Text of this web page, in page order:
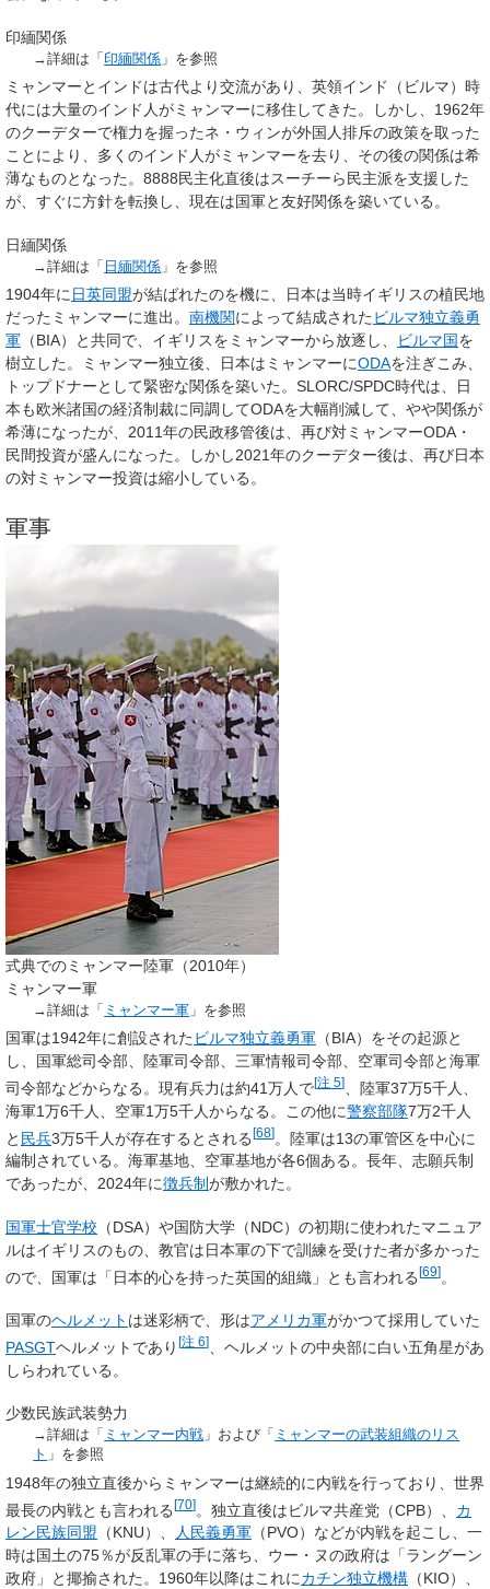
印緬関係
→詳細は「印緬関係 」を参照
ミャンマーとインドは古代より交流があり、英領インド（ビルマ）時
代には大量のインド人がミャンマーに移住してきた。しかし、1962年
のクーデターで権力を握ったネ・ウィンが外国人排斥の政策を取った
ことにより、多くのインド人がミャンマーを去り、その後の関係は希
薄なものとなった。8888民主化直後はスーチーら民主派を支援した
が、すぐに方針を転換し、現在は国軍と友好関係を築いている。
日緬関係
→詳細は「 日緬関係 」を参照
1904年に 日英同盟が結ばれたのを機に、日本は当時イギリスの植民地
だったミャンマーに進出。 南機関によって結成された ビルマ独立義勇
軍 （BIA）と共同で、イギリスをミャンマーから放逐し、 ビルマ国を
樹立した。ミャンマー独立後、日本はミャンマーにODAを注ぎこみ、
トップドナーとして緊密な関係を築いた。SLORC/SPDC時代は、日
本も欧米諸国の経済制裁に同調してODAを大幅削減して、やや関係が
希薄になったが、2011年の民政移管後は、再び対ミャンマーODA・
民間投資が盛んになった。しかし2021年のクーデター後は、再び日本
の対ミャンマー投資は縮小している。
軍事
式典でのミャンマー陸軍（2010年）
ミャンマー軍
→詳細は「 ミャンマー軍 」を参照
国軍は1942年に創設された ビルマ独立義勇軍 （BIA）をその起源と
し、国軍総司令部、陸軍司令部、三軍情報司令部、空軍司令部と海軍
司令部などからなる。現有兵力は約41万人で[注 5]
、陸軍37万5千人、
海軍1万6千人、空軍1万5千人からなる。この他に警察部隊7万2千人
と 民兵3万5千人が存在するとされる[68]。陸軍は13の軍管区を中心に
編制されている。海軍基地、空軍基地が各6個ある。長年、志願兵制
であったが、2024年に徴兵制が敷かれた。
国軍士官学校 （DSA）や国防大学（NDC）の初期に使われたマニュア
ルはイギリスのもの、教官は日本軍の下で訓練を受けた者が多かった
ので、国軍は「日本的心を持った英国的組織 」とも言われる[69]。
国軍のヘルメット は迷彩柄で、形はアメリカ軍がかつて採用していた
PASGTヘルメットであり [注 6]
、ヘルメットの中央部に白い五角星があ
しらわれている。
少数民族武装勢力
→詳細は「 ミャンマー内戦 」および「 ミャンマーの武装組織のリス
ト 」を参照
1948年の独立直後からミャンマーは継続的に内戦を行っており、世界
最長の内戦とも言われる[70]。独立直後はビルマ共産党（CPB）、 カ
レン民族同盟 （KNU）、 人民義勇軍 （PVO）などが内戦を起こし、一
時は国土の75％が反乱軍の手に落ち、ウー・ヌの政府は「ラングーン
政府」と揶揄された。1960年以降はこれにカチン独立機構 （KIO）、